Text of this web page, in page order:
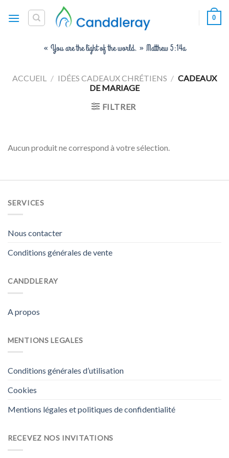
0
« You are the light of the world. » Matthew 5:14a
ACCUEIL / IDÉES CADEAUX CHRÉTIENS / CADEAUX
DE MARIAGE
FILTRER
Aucun produit ne correspond à votre sélection.
SERVICES
Nous contacter
Conditions générales de vente
CANDDLERAY
A propos
MENTIONS LEGALES
Conditions générales d’utilisation
Cookies
Mentions légales et politiques de confidentialité
RECEVEZ NOS INVITATIONS